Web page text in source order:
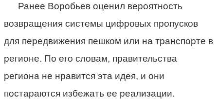
Ранее Воробьев оценил вероятность
возвращения системы цифровых пропусков
для передвижения пешком или на транспорте в
регионе. По его словам, правительства
региона не нравится эта идея, и они
постараются избежать ее реализации.